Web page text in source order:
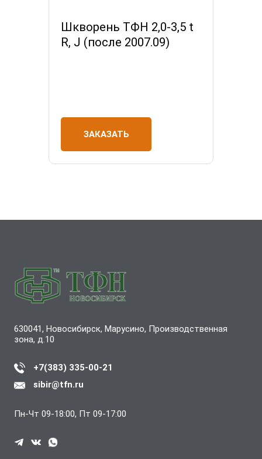
Шкворень ТФН 2,0-3,5 t
R, J (после 2007.09)
ЗАКАЗАТЬ
630041, Новосибирск, Марусино, Производственная
зона, д.10
+7(383) 335-00-21
sibir@tfn.ru
Пн-Чт 09-18:00, Пт 09-17:00